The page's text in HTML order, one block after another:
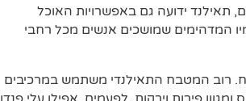
ידועה גם באפשרויות האוכל
המדהימים שמושכים אנשים מכל רחבי
רוב המטבח התאילנדי משתמש במרכיבים